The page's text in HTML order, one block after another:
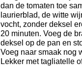
dan de tomaten toe
laurierblad, de witte
vocht, zonder deksel
20 minuten. Voeg de
deksel op de pan en
Voeg naar smaak nog
Lekker met tagliatelle